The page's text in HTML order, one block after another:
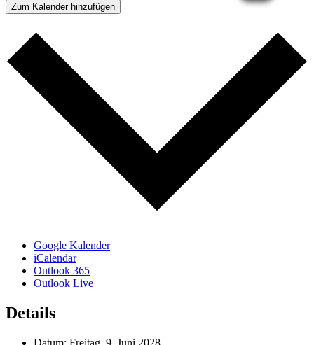
Zum Kalender hinzufügen
Google Kalender
iCalendar
Outlook 365
Outlook Live
Details
Datum: Freitag, 9. Juni 2028